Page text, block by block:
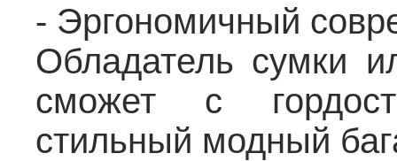
- Эргономичный
Обладатель сумки
сможет с
стильный модный